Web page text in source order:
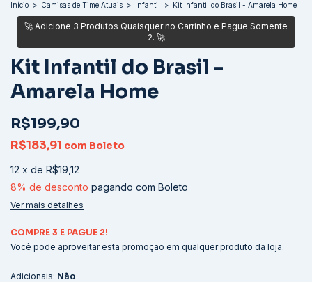
Início > Camisas de Time Atuais > Infantil > Kit Infantil do Brasil - Amarela Home
Kit Infantil do Brasil -
Amarela Home
R$199,90
R$183,91 com Boleto
12 x de R$19,12
8% de desconto pagando com Boleto
Ver mais detalhes
COMPRE 3 E PAGUE 2!
Você pode aproveitar esta promoção em qualquer produto da loja.
Adicionais: Não